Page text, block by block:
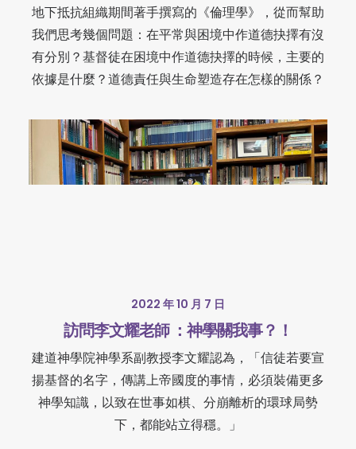
地下抵抗組織期間著手撰寫的《倫理學》，從而幫助
我們思考幾個問題：在平常與困境中作道德抉擇有沒
有分別？基督徒在困境中作道德抉擇的時候，主要的
依據是什麼？道德責任與生命塑造存在怎樣的關係？
2022 年 10 月 7 日
訪問李文耀老師 ：神學關我事？！
建道神學院神學系副教授李文耀認為，「信徒若要宣
揚基督的名字，傳講上帝國度的事情，必須裝備更多
神學知識，以致在世事如棋、分崩離析的環球局勢
下，都能站立得穩。」